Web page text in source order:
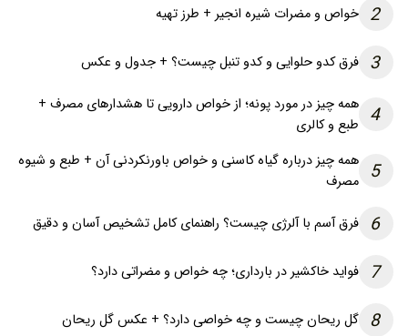
2 خواص و مضرات شیره انجیر + طرز تهیه
3 فرق کدو حلوایی و کدو تنبل چیست؟ + جدول و عکس
4 همه چیز در مورد پونه؛ از خواص دارویی تا هشدارهای مصرف +
طبع و کالری
5
همه چیز درباره گیاه کاسنی و خواص باورنکردنی آن + طبع و شیوه
مصرف
6 فرق آسم با آلرژی چیست؟ راهنمای کامل تشخیص آسان و دقیق
7 فواید خاکشیر در بارداری؛ چه خواص و مضراتی دارد؟
8 گل ریحان چیست و چه خواصی دارد؟ + عکس گل ریحان